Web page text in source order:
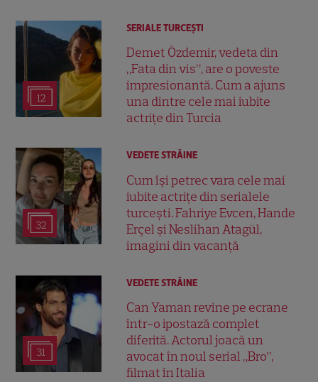
12
SERIALE TURCEŞTI
Demet Özdemir, vedeta din
„Fata din vis”, are o poveste
impresionantă. Cum a ajuns
una dintre cele mai iubite
actrițe din Turcia
32
VEDETE STRĂINE
Cum își petrec vara cele mai
iubite actrițe din serialele
turcești. Fahriye Evcen, Hande
Erçel și Neslihan Atagül,
imagini din vacanță
31
VEDETE STRĂINE
Can Yaman revine pe ecrane
într-o ipostază complet
diferită. Actorul joacă un
avocat în noul serial „Bro”,
filmat în Italia